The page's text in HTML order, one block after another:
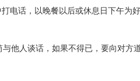
话，以晚餐以后或休息日下午为
人谈话，如果不得已，要向对方